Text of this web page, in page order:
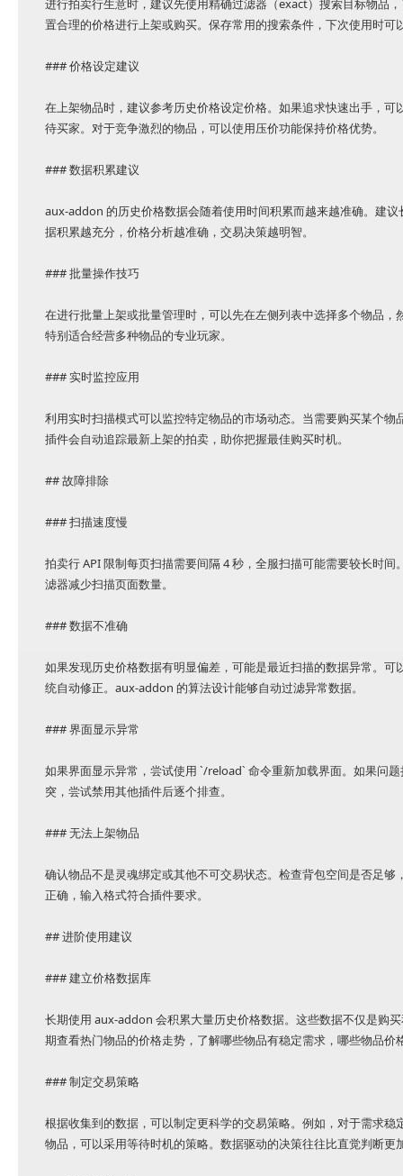
进行拍卖行生意时，建议先使用精确过滤器（exact）搜索目标物品
置合理的价格进行上架或购买。保存常用的搜索条件，下次使用时可
### 价格设定建议
在上架物品时，建议参考历史价格设定价格。如果追求快速出手，
待买家。对于竞争激烈的物品，可以使用压价功能保持价格优势。
### 数据积累建议
aux-addon 的历史价格数据会随着使用时间积累而越来越准确。建
据积累越充分，价格分析越准确，交易决策越明智。
### 批量操作技巧
在进行批量上架或批量管理时，可以先在左侧列表中选择多个物品
特别适合经营多种物品的专业玩家。
### 实时监控应用
利用实时扫描模式可以监控特定物品的市场动态。当需要购买某个
插件会自动追踪最新上架的拍卖，助你把握最佳购买时机。
## 故障排除
### 扫描速度慢
拍卖行 API 限制每页扫描需要间隔 4 秒，全服扫描可能需要较长时
滤器减少扫描页面数量。
### 数据不准确
如果发现历史价格数据有明显偏差，可能是最近扫描的数据异常。
统自动修正。aux-addon 的算法设计能够自动过滤异常数据。
### 界面显示异常
如果界面显示异常，尝试使用 `/reload` 命令重新加载界面。如果问
突，尝试禁用其他插件后逐个排查。
### 无法上架物品
确认物品不是灵魂绑定或其他不可交易状态。检查背包空间是否足
正确，输入格式符合插件要求。
## 进阶使用建议
### 建立价格数据库
长期使用 aux-addon 会积累大量历史价格数据。这些数据不仅是购
期查看热门物品的价格走势，了解哪些物品有稳定需求，哪些物品价
### 制定交易策略
根据收集到的数据，可以制定更科学的交易策略。例如，对于需求
物品，可以采用等待时机的策略。数据驱动的决策往往比直觉判断更